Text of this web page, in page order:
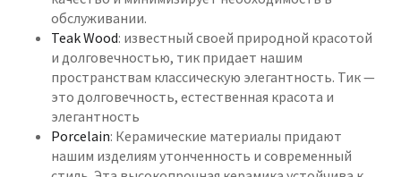
обслуживании.
Teak Wood: известный своей природной красотой
и долговечностью, тик придает нашим
пространствам классическую элегантность. Тик —
это долговечность, естественная красота и
элегантность
Porcelain: Керамические материалы придают
нашим изделиям утонченность и современный